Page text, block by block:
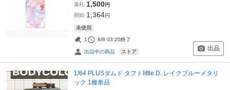
落札 1,500円
開始 1,364円
未使用
1 8/8 03:20終了
出品中の商品 ストア 出品
1/64 PLUSダムド タフトlittle D. レイクブルーメタリ
ック 1種単品